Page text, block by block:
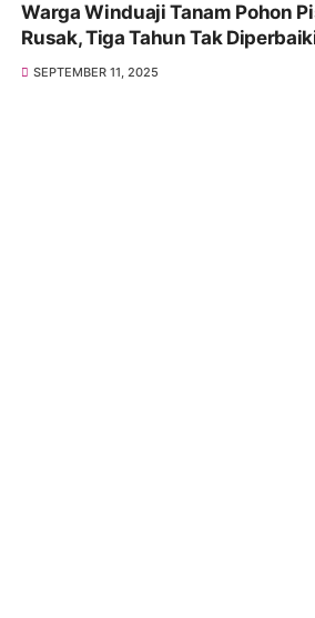
Warga Winduaji Tanam Pohon
Rusak, Tiga Tahun Tak
SEPTEMBER 11, 2025